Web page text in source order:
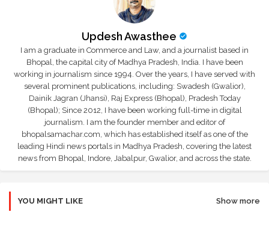
Updesh Awasthee
I am a graduate in Commerce and Law, and a journalist based in
Bhopal, the capital city of Madhya Pradesh, India. I have been
working in journalism since 1994. Over the years, I have served with
several prominent publications, including: Swadesh (Gwalior),
Dainik Jagran (Jhansi), Raj Express (Bhopal), Pradesh Today
(Bhopal); Since 2012, I have been working full-time in digital
journalism. I am the founder member and editor of
bhopalsamachar.com, which has established itself as one of the
leading Hindi news portals in Madhya Pradesh, covering the latest
news from Bhopal, Indore, Jabalpur, Gwalior, and across the state.
YOU MIGHT LIKE Show more